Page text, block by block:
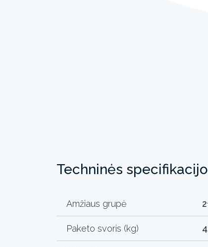
Techninės
Amžiaus grupė
Paketo svoris (kg)